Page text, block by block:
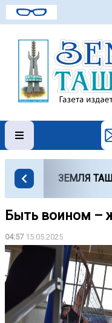
ЗЕМЛЯ
Быть воином –
04:5715.05.2025